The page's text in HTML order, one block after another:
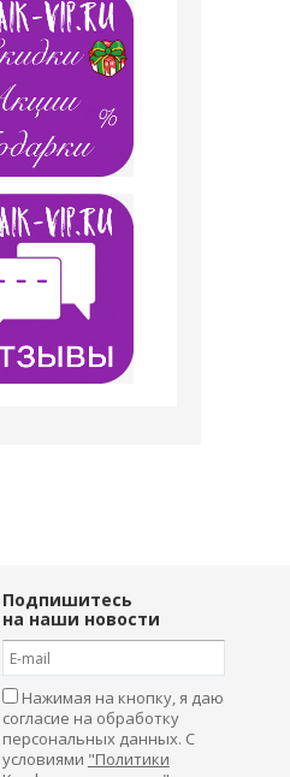
Подпишитесь
на наши новости
Нажимая на кнопку, я даю
согласие на обработку
персональных данных. С
условиями "Политики